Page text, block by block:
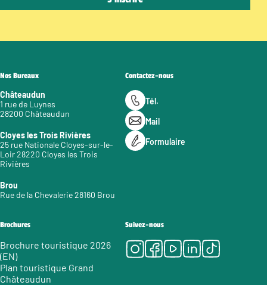
Nos Bureaux
Châteaudun
1 rue de Luynes
28200 Châteaudun
Cloyes les Trois Rivières
25 rue Nationale Cloyes-sur-le-
Loir 28220 Cloyes les Trois
Rivières
Brou
Rue de la Chevalerie 28160 Brou
Contactez-nous
Tél.
Mail
Formulaire
Brochures
Brochure touristique 2026
(EN)
Plan touristique Grand
Châteaudun
Suivez-nous
Instagram
Facebook
Youtube
LinkedIn
Tiktok